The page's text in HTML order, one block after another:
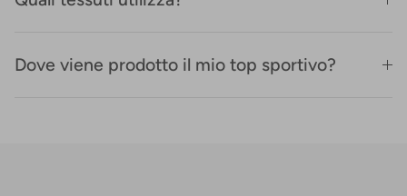
Dove viene prodotto il mio top sportivo?